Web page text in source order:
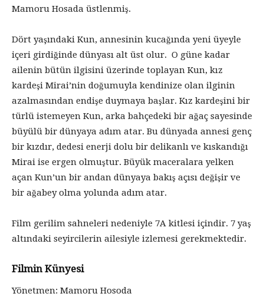
Mamoru Hosada üstlenmiş.
Dört yaşındaki Kun, annesinin kucağında yeni üyeyle
içeri girdiğinde dünyası alt üst olur. O güne kadar
ailenin bütün ilgisini üzerinde toplayan Kun, kız
kardeşi Mirai’nin doğumuyla kendinize olan ilginin
azalmasından endişe duymaya başlar. Kız kardeşini bir
türlü istemeyen Kun, arka bahçedeki bir ağaç sayesinde
büyülü bir dünyaya adım atar. Bu dünyada annesi genç
bir kızdır, dedesi enerji dolu bir delikanlı ve kıskandığı
Mirai ise ergen olmuştur. Büyük maceralara yelken
açan Kun’un bir andan dünyaya bakış açısı değişir ve
bir ağabey olma yolunda adım atar.
Film gerilim sahneleri nedeniyle 7A kitlesi içindir. 7 yaş
altındaki seyircilerin ailesiyle izlemesi gerekmektedir.
Filmin Künyesi
Yönetmen: Mamoru Hosoda